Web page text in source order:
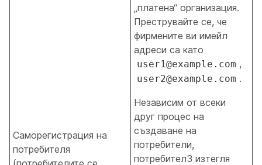
Саморегистрация на
потребителя
„платена“ организация.
Преструвайте се, че
фирмените ви имейл
адреси са като
user1@example.com ,
user2@example.com .
Независим от всеки
друг процес на
създаване на
потребители,
потребител3 изтегля